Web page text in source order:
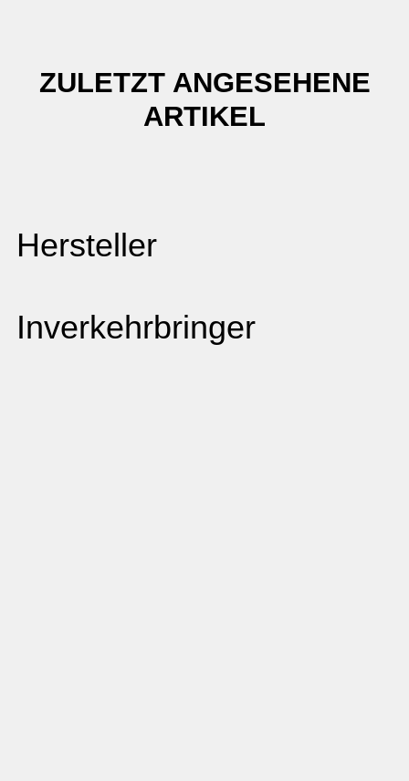
ZULETZT ANGESEHENE
ARTIKEL
Hersteller
Inverkehrbringer